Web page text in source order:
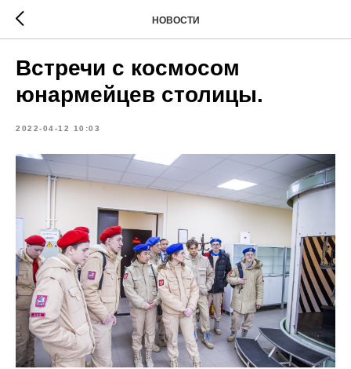
НОВОСТИ
Встречи с космосом
юнармейцев столицы.
2022-04-12 10:03